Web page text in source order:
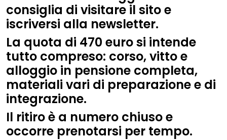
consiglia di visitare il sito e
iscriversi alla newsletter.
La quota di 470 euro si intende
tutto compreso: corso, vitto e
alloggio in pensione completa,
materiali vari di preparazione e di
integrazione.
Il ritiro è a numero chiuso e
occorre prenotarsi per tempo.